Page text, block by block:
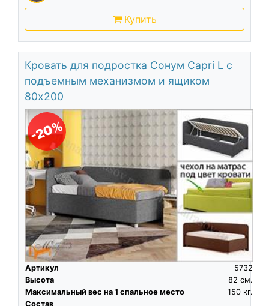
Купить
Кровать для подростка Сонум Capri L с
подъемным механизмом и ящиком
80х200
-20%
Артикул
5732
Высота
см.
82
Максимальный вес на 1 спальное место
кг.
150
Состав